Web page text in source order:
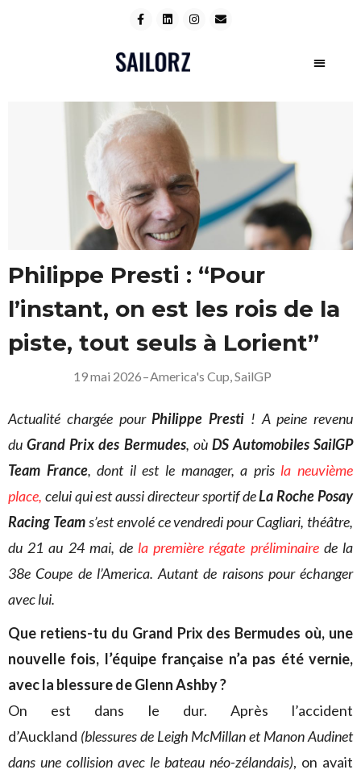
Philippe Presti : “Pour
l’instant, on est les rois de la
piste, tout seuls à Lorient”
19 mai 2026–America's Cup,SailGP
Actualité chargée pourPhilippe Presti ! A peine revenu
duGrand Prix des Bermudes, où DS Automobiles SailGP
Team France, dont il est le manager, a pris la neuvième
place, celui qui est aussi directeur sportif deLa Roche Posay
Racing Teams’est envolé ce vendredi pour Cagliari, théâtre,
du 21 au 24 mai, de la première régate préliminairede la
38e Coupe de l’America. Autant de raisons pour échanger
avec lui.
Que retiens-tu du Grand Prix des Bermudes où, une
nouvelle fois, l’équipe française n’a pas été vernie,
avec la blessure de Glenn Ashby ?
On est dans le dur. Après l’accident
d’Auckland (blessures de Leigh McMillan et Manon Audinet
dans une collision avec le bateau néo-zélandais), on avait